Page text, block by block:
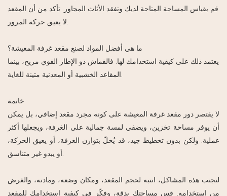
قم بقياس المساحة المتاحة لديك وتفقد الأثاث المجاور. تأكد من أن المقعد
ما هي أفضل المواد لصنع مقعد غرفة المعيشة؟
يعتمد ذلك على كيفية استخدامك لها. فالقماش ذو الإطار القوي مريح، بينما
خاتمة
لا يقتصر دور مقعد غرفة المعيشة على كونه مجرد مقعد إضافي، بل يمكن
أن يوفر مساحة تخزين، ويضفي لمسة جمالية على الغرفة، ويجعلها أكثر
عملية. ولكن بدون تخطيط جيد، قد يُخلّ بتوازن الغرفة، أو يعيق الحركة،
لتجنب هذه المشاكل، انتبه لحجم المقعد، ومكان وضعه، ومادته، والغرض
من استخدامه. قِس مساحتك بدقة، وفكّر في كيفية استخدامك للمقعد